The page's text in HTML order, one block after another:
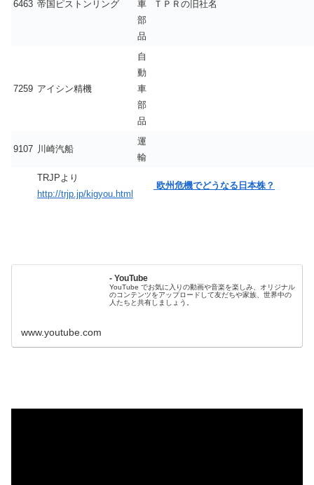
6463 帝国ピストンリング
車
部
品
ＴＰＲの旧社名
7259 アイシン精機
自
動
車
部
品
9107 川崎汽船
運
輸
TRJPより
http://trjp.jp/kigyou.html
欧州危機でどうなる日本株？
- YouTube
YouTube でお気に入りの動画や音楽を楽しみ、オリジナル
のコンテンツをアップロードして友だちや家族、世界中の
人たちと共有しましょう。
www.youtube.com